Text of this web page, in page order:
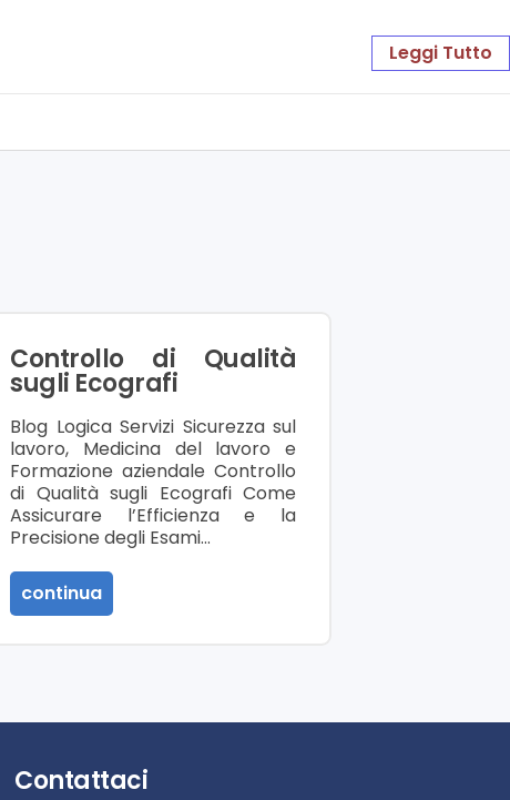
Leggi Tutto
Controllo di Qualità
sugli Ecografi
Blog Logica Servizi Sicurezza sul
lavoro, Medicina del lavoro e
Formazione aziendale Controllo
di Qualità sugli Ecografi Come
Assicurare l’Efficienza e la
Precisione degli Esami…
continua
Contattaci